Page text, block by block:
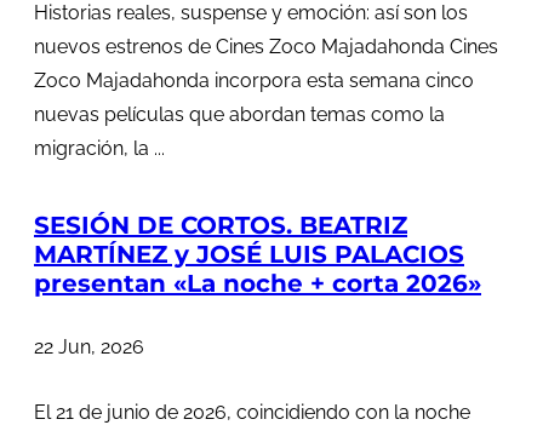
Historias reales, suspense y emoción: así son los
nuevos estrenos de Cines Zoco Majadahonda Cines
Zoco Majadahonda incorpora esta semana cinco
nuevas películas que abordan temas como la
migración, la ...
SESIÓN DE CORTOS. BEATRIZ
MARTÍNEZ y JOSÉ LUIS PALACIOS
presentan «La noche + corta 2026»
22 Jun, 2026
El 21 de junio de 2026, coincidiendo con la noche